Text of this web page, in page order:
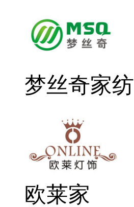
梦丝奇家纺
欧莱家